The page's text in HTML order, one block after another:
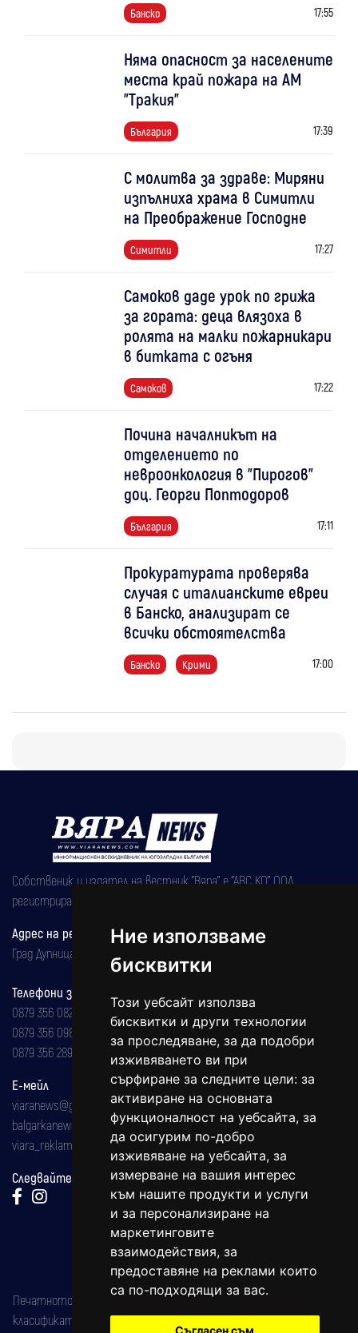
Ние използваме
бисквитки
Този уебсайт използва
бисквитки и други технологии
за проследяване, за да подобри
изживяването ви при
сърфиране за следните цели: за
активиране на основната
функционалност на уебсайта, за
да осигурим по-добро
изживяване на уебсайта, за
измерване на вашия интерес
към нашите продукти и услуги
и за персонализиране на
маркетинговите
взаимодействия, за
предоставяне на реклами които
са по-подходящи за вас.
Съгласен съм
Банско 17:55
Няма опасност за населените
места край пожара на АМ
"Тракия"
България 17:39
С молитва за здраве: Миряни
изпълниха храма в Симитли
на Преображение Господне
Симитли 17:27
Самоков даде урок по грижа
за гората: деца влязоха в
ролята на малки пожарникари
в битката с огъня
Самоков 17:22
Почина началникът на
отделението по
невроонкология в "Пирогов"
доц. Георги Поптодоров
България 17:11
Прокуратурата проверява
случая с италианските евреи
в Банско, анализират се
всички обстоятелства
Банско Крими 17:00
Собственик и издател на вестник "Вяра" е "АВС КО" ООД,
регистрирана на 08.05.2002 година.
Адрес на редакцията
Град Дупница, ул.''Христо Ботев" 43
Телефони за реклама и абонаменти
0879 356 082
0879 356 098
0879 356 289
Е-мейл
viaranews@gmail.com
balgarkanews@gmail.com
viara_reklama@mail.bg
Следвайте ни:
Печатното издание на вестника е регистрирано в националния
класификатор на печатните издания (Българска национална